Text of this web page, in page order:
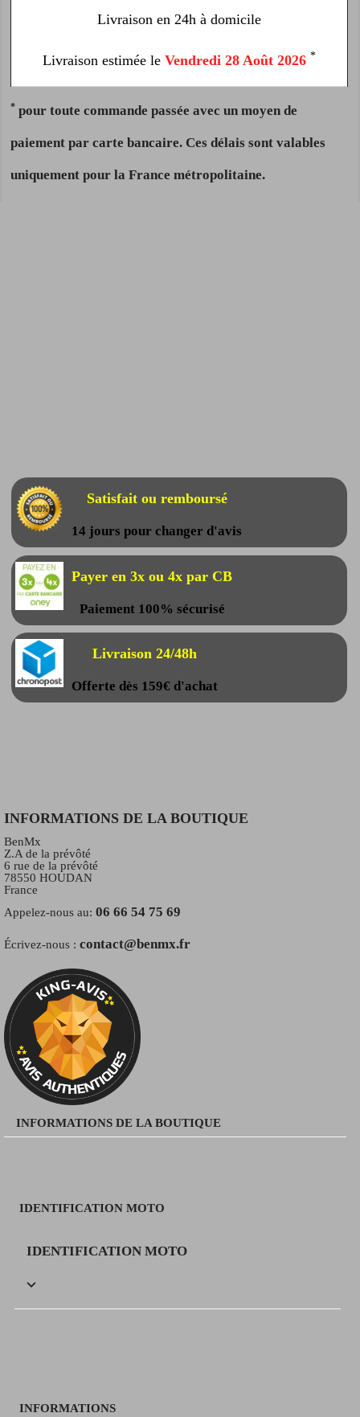
Livraison en 24h à domicile
Livraison estimée le Vendredi 28 Août 2026 *
* pour toute commande passée avec un moyen de
paiement par carte bancaire. Ces délais sont valables
uniquement pour la France métropolitaine.
Satisfait ou remboursé
14 jours pour changer d'avis
Payer en 3x ou 4x par CB
Paiement 100% sécurisé
Livraison 24/48h
Offerte dès 159€ d'achat
INFORMATIONS DE LA BOUTIQUE
BenMx
Z.A de la prévôté
6 rue de la prévôté
78550 HOUDAN
France
Appelez-nous au: 06 66 54 75 69
Écrivez-nous : contact@benmx.fr
INFORMATIONS DE LA BOUTIQUE
IDENTIFICATION MOTO
IDENTIFICATION MOTO

INFORMATIONS